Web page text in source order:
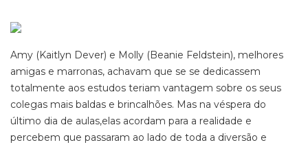
Amy (Kaitlyn Dever) e Molly (Beanie Feldstein), melhores
amigas e marronas, achavam que se se dedicassem
totalmente aos estudos teriam vantagem sobre os seus
colegas mais baldas e brincalhões. Mas na véspera do
último dia de aulas,elas acordam para a realidade e
percebem que passaram ao lado de toda a diversão e